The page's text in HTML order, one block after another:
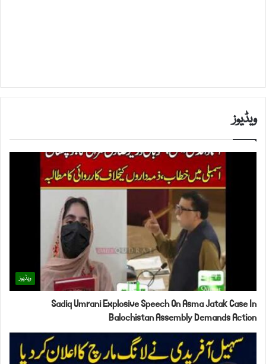
ویڈیوز
ویڈیوز
Sadiq Umrani Explosive Speech On Asma Jatak Case In
Balochistan Assembly Demands Action